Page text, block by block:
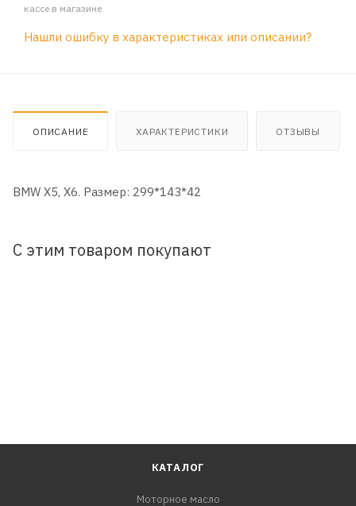
кассе в магазине
Нашли ошибку в характеристиках или описании?
ОПИСАНИЕ ХАРАКТЕРИСТИКИ ОТЗЫВЫ
BMW X5, X6. Размер: 299*143*42
С этим товаром покупают
КАТАЛОГ
Моторное масло